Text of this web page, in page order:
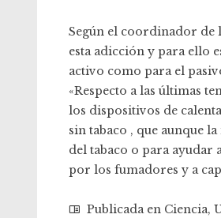
Según el coordinador de
esta adicción y para ello
activo como para el
«Respecto a las últimas
los dispositivos de
sin tabaco , que aunque
del tabaco o para ayudar
por los fumadores y a
Publicada en Ciencia,